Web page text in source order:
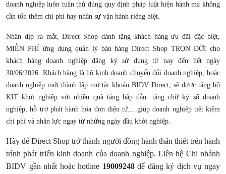
doanh nghiệp luôn tuân thủ đúng quy định pháp luật hiện hành mà không
cần tốn thêm chi phí hay nhân sự vận hành riêng biệt.
Nhân dịp ra mắt, Direct Shop dành tặng khách hàng ưu đãi đặc biệt,
MIỄN PHÍ ứng dụng quản lý bán hàng Direct Shop TRỌN ĐỜI cho
khách hàng doanh nghiệp đăng ký sử dụng từ nay đến hết ngày
30/06/2026. Khách hàng là hộ kinh doanh chuyển đổi doanh nghiệp, hoặc
doanh nghiệp mới thành lập mở tài khoản BIDV Direct, sẽ được tặng bộ
KIT khởi nghiệp với nhiều quà tặng hấp dẫn: tặng chữ ký số doanh
nghiệp, hỗ trợ phát hành hóa đơn điện tử,…giúp doanh nghiệp tiết kiệm
chi phí và nhân lực ngay từ những ngày đầu khởi nghiệp.
Hãy để Direct Shop trở thành người đồng hành thân thiết trên hành
trình phát triển kinh doanh của doanh nghiệp. Liên hệ Chi nhánh
BIDV gần nhất hoặc hotline 19009248để đăng ký dịch vụ ngay